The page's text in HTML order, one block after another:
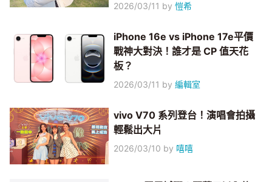
2026/03/11 by愷希
iPhone 16e vs iPhone 17e平價
戰神大對決！誰才是 CP 值天花
板？
2026/03/11 by編輯室
vivo V70 系列登台！演唱會拍攝
輕鬆出大片
2026/03/10 by 嘻嘻